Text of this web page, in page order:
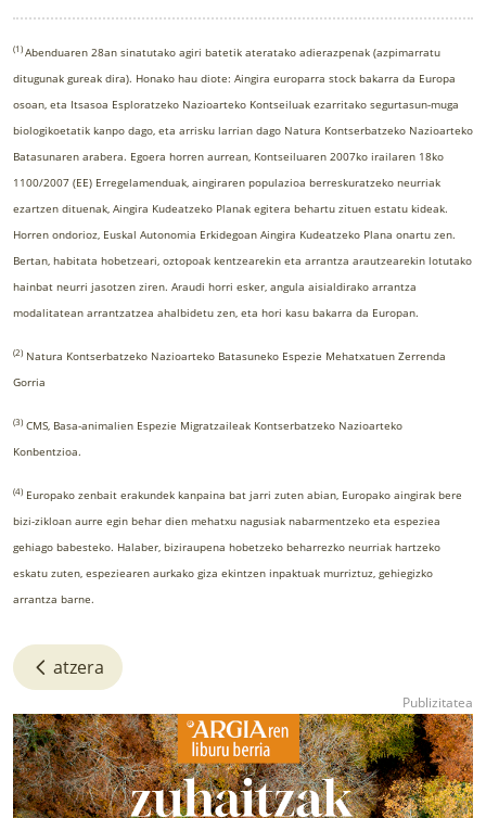
(1) Abenduaren 28an sinatutako agiri batetik ateratako adierazpenak (azpimarratu
ditugunak gureak dira). Honako hau diote: Aingira europarra stock bakarra da Europa
osoan, eta Itsasoa Esploratzeko Nazioarteko Kontseiluak ezarritako segurtasun-muga
biologikoetatik kanpo dago, eta arrisku larrian dago Natura Kontserbatzeko Nazioarteko
Batasunaren arabera. Egoera horren aurrean, Kontseiluaren 2007ko irailaren 18ko
1100/2007 (EE) Erregelamenduak, aingiraren populazioa berreskuratzeko neurriak
ezartzen dituenak, Aingira Kudeatzeko Planak egitera behartu zituen estatu kideak.
Horren ondorioz, Euskal Autonomia Erkidegoan Aingira Kudeatzeko Plana onartu zen.
Bertan, habitata hobetzeari, oztopoak kentzearekin eta arrantza arautzearekin lotutako
hainbat neurri jasotzen ziren. Araudi horri esker, angula aisialdirako arrantza
modalitatean arrantzatzea ahalbidetu zen, eta hori kasu bakarra da Europan.
(2) Natura Kontserbatzeko Nazioarteko Batasuneko Espezie Mehatxatuen Zerrenda
Gorria
(3) CMS, Basa-animalien Espezie Migratzaileak Kontserbatzeko Nazioarteko
Konbentzioa.
(4) Europako zenbait erakundek kanpaina bat jarri zuten abian, Europako aingirak bere
bizi-zikloan aurre egin behar dien mehatxu nagusiak nabarmentzeko eta espeziea
gehiago babesteko. Halaber, biziraupena hobetzeko beharrezko neurriak hartzeko
eskatu zuten, espeziearen aurkako giza ekintzen inpaktuak murriztuz, gehiegizko
arrantza barne.
atzera